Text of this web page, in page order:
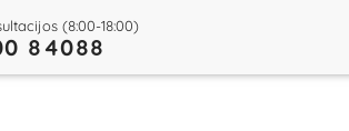
(8:00-18:00)
84088